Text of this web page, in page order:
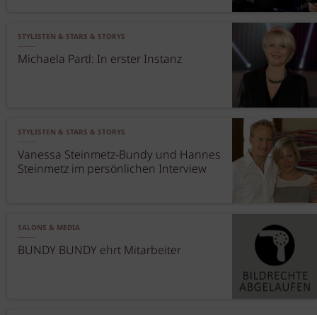
STYLISTEN & STARS & STORYS
Michaela Partl: In erster Instanz
STYLISTEN & STARS & STORYS
Vanessa Steinmetz-Bundy und Hannes
Steinmetz im persönlichen Interview
SALONS & MEDIA
BUNDY BUNDY ehrt Mitarbeiter